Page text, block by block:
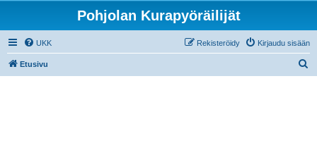
Pohjolan Kurapyöräilijät
UKK Kirjaudu sisään
Rekisteröidy
Etusivu